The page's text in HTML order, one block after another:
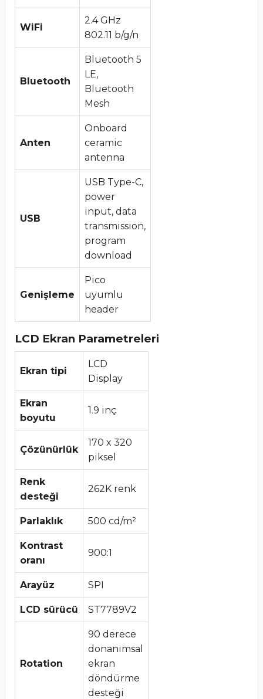
WiFi
2.4 GHz
802.11 b/g/n
Bluetooth
Bluetooth 5
LE,
Bluetooth
Mesh
Anten
Onboard
ceramic
antenna
USB
USB Type-C,
power
input, data
transmission,
program
download
Genişleme
Pico
uyumlu
header
LCD Ekran Parametreleri
Ekran tipi
LCD
Display
Ekran
boyutu
1.9 inç
Çözünürlük
170 x 320
piksel
Renk
desteği
262K renk
Parlaklık 500 cd/m²
Kontrast
oranı
900:1
Arayüz SPI
LCD sürücü ST7789V2
Rotation
90 derece
donanımsal
ekran
döndürme
desteği